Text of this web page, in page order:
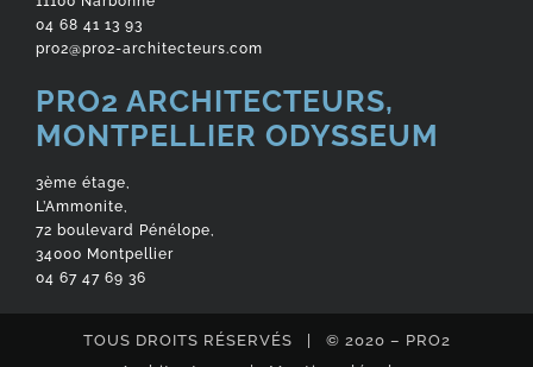
04 68 41 13 93
pro2@pro2-architecteurs.com
PRO2 ARCHITECTEURS,
MONTPELLIER ODYSSEUM
3ème étage,
L’Ammonite,
72 boulevard Pénélope,
34000 Montpellier
04 67 47 69 36
TOUS DROITS RÉSERVÉS | © 2020 – PRO2